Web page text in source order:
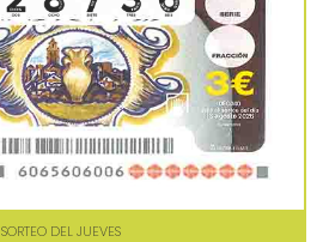
SORTEO DEL JUEVES